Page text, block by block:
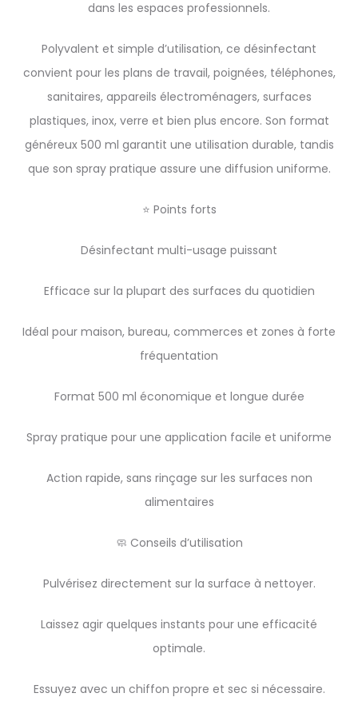
dans les espaces professionnels.
Polyvalent et simple d’utilisation, ce désinfectant
convient pour les plans de travail, poignées, téléphones,
sanitaires, appareils électroménagers, surfaces
plastiques, inox, verre et bien plus encore. Son format
généreux 500 ml garantit une utilisation durable, tandis
que son spray pratique assure une diffusion uniforme.
⭐ Points forts
Désinfectant multi-usage puissant
Efficace sur la plupart des surfaces du quotidien
Idéal pour maison, bureau, commerces et zones à forte
fréquentation
Format 500 ml économique et longue durée
Spray pratique pour une application facile et uniforme
Action rapide, sans rinçage sur les surfaces non
alimentaires
🧼 Conseils d’utilisation
Pulvérisez directement sur la surface à nettoyer.
Laissez agir quelques instants pour une efficacité
optimale.
Essuyez avec un chiffon propre et sec si nécessaire.